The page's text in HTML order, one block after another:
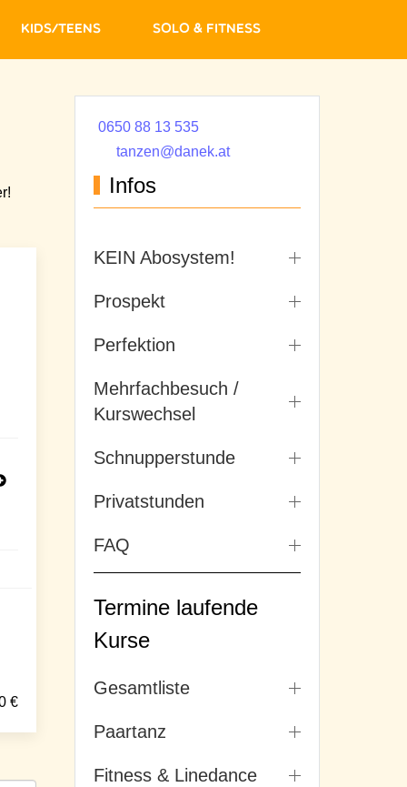
Kids/Teens Solo & Fitness
€
0650 88 13 535
tanzen@danek.at
Infos
KEIN Abosystem!
Prospekt
Perfektion
Mehrfachbesuch /
Kurswechsel
Schnupperstunde
Privatstunden
FAQ
Termine laufende
Kurse
Gesamtliste
Paartanz
Fitness & Linedance